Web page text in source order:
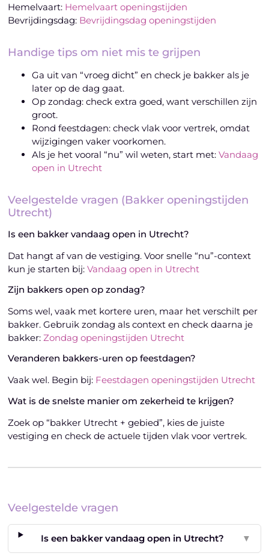
Hemelvaart: Hemelvaart openingstijden
Bevrijdingsdag: Bevrijdingsdag openingstijden
Handige tips om niet mis te grijpen
Ga uit van “vroeg dicht” en check je bakker als je
later op de dag gaat.
Op zondag: check extra goed, want verschillen zijn
groot.
Rond feestdagen: check vlak voor vertrek, omdat
wijzigingen vaker voorkomen.
Als je het vooral “nu” wil weten, start met:Vandaag
open in Utrecht
Veelgestelde vragen (Bakker openingstijden
Utrecht)
Is een bakker vandaag open in Utrecht?
Dat hangt af van de vestiging. Voor snelle “nu”-context
kun je starten bij:Vandaag open in Utrecht
Zijn bakkers open op zondag?
Soms wel, vaak met kortere uren, maar het verschilt per
bakker. Gebruik zondag als context en check daarna je
bakker:Zondag openingstijden Utrecht
Veranderen bakkers-uren op feestdagen?
Vaak wel. Begin bij: Feestdagen openingstijden Utrecht
Wat is de snelste manier om zekerheid te krijgen?
Zoek op “bakker Utrecht + gebied”, kies de juiste
vestiging en check de actuele tijden vlak voor vertrek.
Veelgestelde vragen
Is een bakker vandaag open in Utrecht? ▼